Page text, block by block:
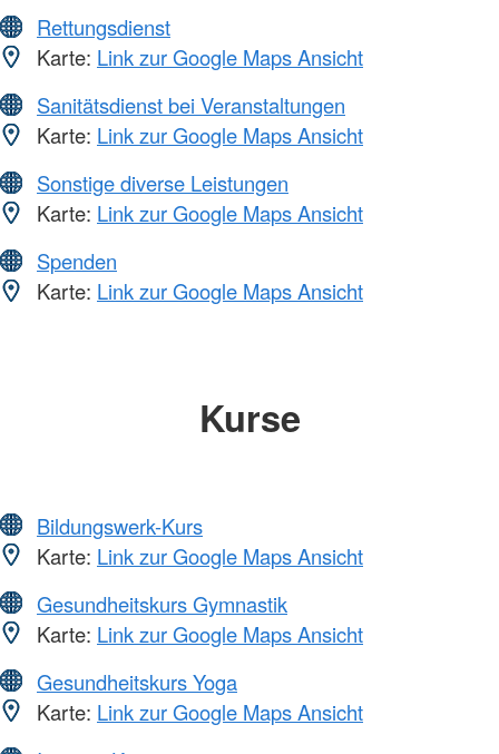
Rettungsdienst
Karte: Link zur Google Maps Ansicht
Sanitätsdienst bei Veranstaltungen
Karte: Link zur Google Maps Ansicht
Sonstige diverse Leistungen
Karte: Link zur Google Maps Ansicht
Spenden
Karte: Link zur Google Maps Ansicht
Kurse
Bildungswerk-Kurs
Karte: Link zur Google Maps Ansicht
Gesundheitskurs Gymnastik
Karte: Link zur Google Maps Ansicht
Gesundheitskurs Yoga
Karte: Link zur Google Maps Ansicht